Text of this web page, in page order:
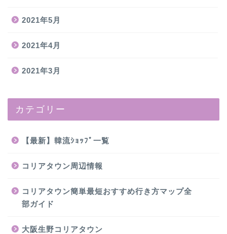
2021年5月
2021年4月
2021年3月
カテゴリー
【最新】韓流ｼｮｯﾌﾟ一覧
コリアタウン周辺情報
コリアタウン簡単最短おすすめ行き方マップ全
部ガイド
大阪生野コリアタウン